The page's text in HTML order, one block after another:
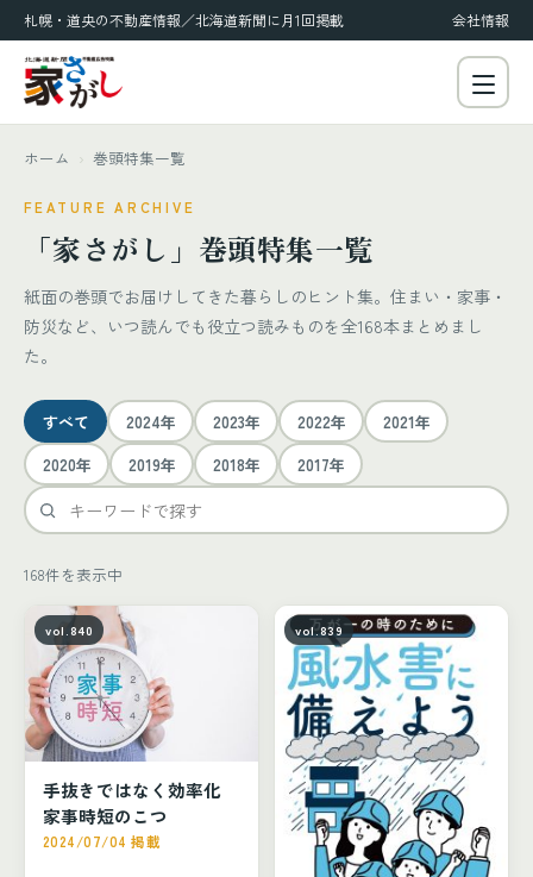
札幌・道央の不動産情報／北海道新聞に月1回掲載 会社情報
ホーム › 巻頭特集一覧
FEATURE ARCHIVE
「家さがし」巻頭特集一覧
紙面の巻頭でお届けしてきた暮らしのヒント集。住まい・家事・
防災など、いつ読んでも役立つ読みものを全168本まとめまし
た。
すべて 2024年 2023年 2022年
2021年
2020年
2019年 2018年 2017年
168件を表示中
vol.840
手抜きではなく効率化
家事時短のこつ
2024/07/04 掲載
vol.839